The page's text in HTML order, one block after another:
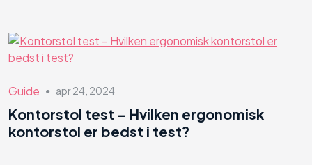
Guide ● apr 24, 2024
Kontorstol test – Hvilken ergonomisk
kontorstol er bedst i test?